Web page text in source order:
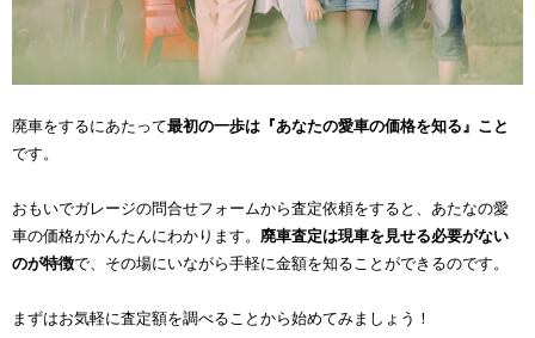
廃車をするにあたって最初の一歩は『あなたの愛車の価格を知る』こと
です。
おもいでガレージの問合せフォームから査定依頼をすると、あたなの愛
車の価格がかんたんにわかります。 廃車査定は現車を見せる必要がない
のが特徴で、その場にいながら手軽に金額を知ることができるのです。
まずはお気軽に査定額を調べることから始めてみましょう！